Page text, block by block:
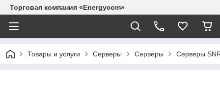
Торговая компания «Energycom»
Товары и услуги Серверы Серверы Серверы